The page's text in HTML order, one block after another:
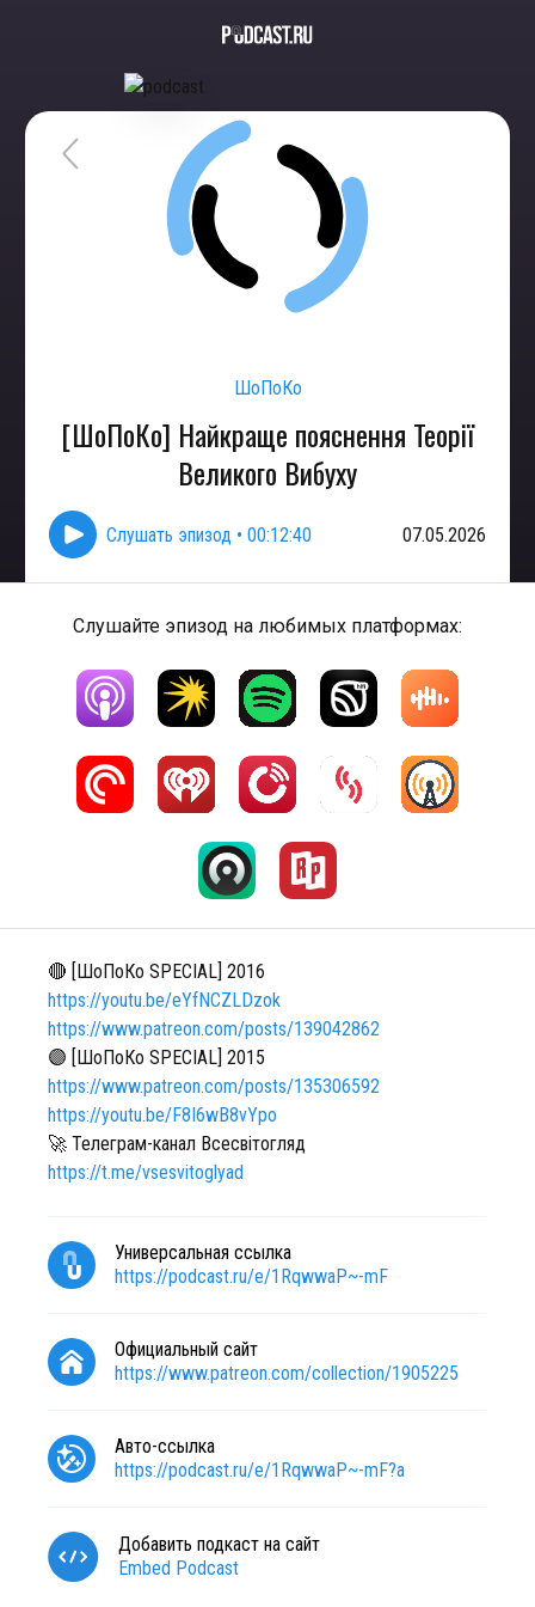
ШоПоКо
[ШоПоКо] Найкраще пояснення Теорії
Великого Вибуху
Слушать эпизод • 00:12:40 07.05.2026
Слушайте эпизод на любимых платформах:
🔴 [ШоПоКо SPECIAL] 2016
https://youtu.be/eYfNCZLDzok
https://www.patreon.com/posts/139042862
🟣 [ШоПоКо SPECIAL] 2015
https://www.patreon.com/posts/135306592
https://youtu.be/F8I6wB8vYpo
🚀 Телеграм-канал Всесвітогляд
https://t.me/vsesvitoglyad
Универсальная ссылка
https://podcast.ru/e/1RqwwaP~-mF
Официальный сайт
https://www.patreon.com/collection/1905225
Авто-ссылка
https://podcast.ru/e/1RqwwaP~-mF?a
Добавить подкаст на сайт
Embed Podcast